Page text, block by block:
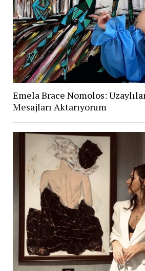
Emela Brace Nomolos:
Mesajları Aktarıyorum